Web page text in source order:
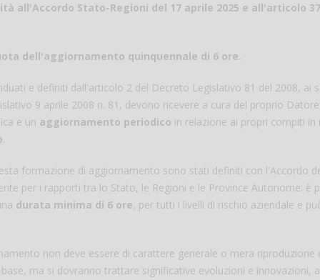
all'Accordo Stato-Regioni del 17 aprile 2025 e all'articolo
dell'aggiornamento quinquennale di 6 ore.
e definiti dall'articolo 2 del Decreto Legislativo 81 del 2008, ai
9 aprile 2008 n. 81, devono ricevere a cura del proprio
e un aggiornamento periodico in relazione ai propri compiti in
.
formazione di aggiornamento sono stati definiti con l'Accordo
per i rapporti tra lo Stato, le Regioni e le Province Autonome: è
durata minima di 6 ore, per tutti i livelli di rischio aziendale e
non deve essere di carattere generale o mera riproduzione
ma si dovranno trattare significative evoluzioni e innovazioni,